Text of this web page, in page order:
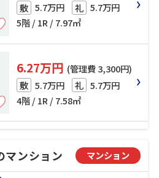
敷 5.7万円 礼 5.7万円
5階 / 1R / 7.97㎡
6.27万円 (管理費 3,300円)
敷 5.7万円 礼 5.7万円
4階 / 1R / 7.58㎡
マンション マンション